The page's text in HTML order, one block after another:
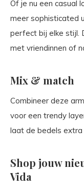
Of je nu een casual
meer sophisticated
perfect bij elke stijl.
met vriendinnen of
Mix & match
Combineer deze
voor een trendy
laat de bedels extra
Shop jouw
Vida